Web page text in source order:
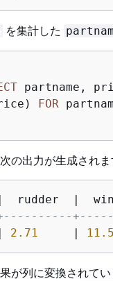
を集計した
partname,
FOR
の出力が生成されま
2.71
     |
が列に変換されてい